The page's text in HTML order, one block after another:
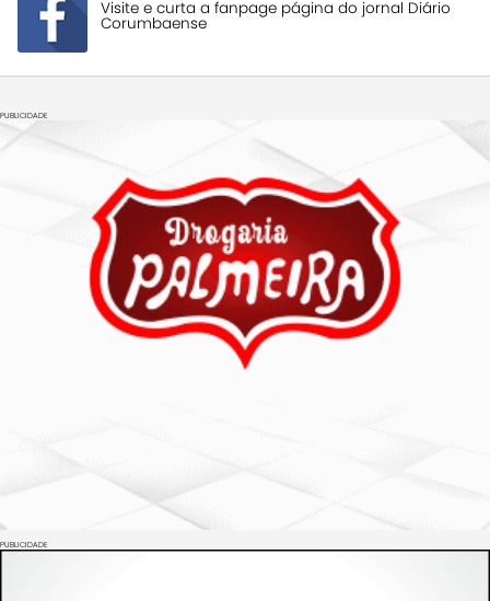
Visite e curta a fanpage página do jornal Diário
Corumbaense
PUBLICIDADE
PUBLICIDADE